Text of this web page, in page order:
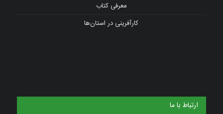
معرفی کتاب
کارآفرینی در استان‌ها
ارتباط با ما